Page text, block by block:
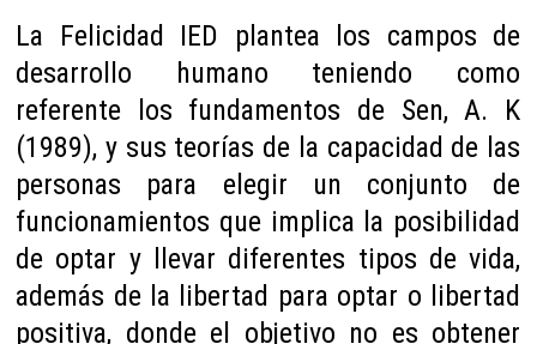
La Felicidad IED plantea los campos de
desarrollo humano teniendo como
referente los fundamentos de Sen, A. K
(1989), y sus teorías de la capacidad de las
personas para elegir un conjunto de
funcionamientos que implica la posibilidad
de optar y llevar diferentes tipos de vida,
además de la libertad para optar o libertad
positiva, donde el objetivo no es obtener